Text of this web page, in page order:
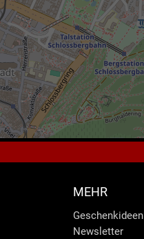
MEHR
Geschenkideen
Newsletter